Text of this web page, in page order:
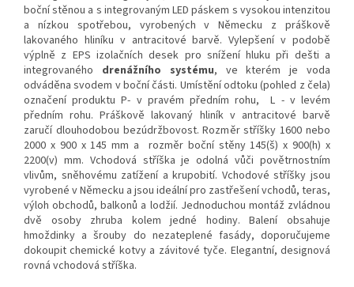
boční stěnou a s integrovaným LED páskem s vysokou intenzitou
a nízkou spotřebou, vyrobených v Německu z práškově
lakovaného hliníku v antracitové barvě. Vylepšení v podobě
výplně z EPS izolačních desek pro snížení hluku při dešti a
integrovaného drenážního systému, ve kterém je voda
odváděna svodem v boční části. Umístění odtoku (pohled z čela)
označení produktu P- v pravém předním rohu, L - v levém
předním rohu. Práškově lakovaný hliník v antracitové barvě
zaručí dlouhodobou bezúdržbovost. Rozměr stříšky 1600 nebo
2000 x 900 x 145 mm a rozměr boční stěny 145(š) x 900(h) x
2200(v) mm. Vchodová stříška je odolná vůči povětrnostním
vlivům, sněhovému zatížení a krupobití. Vchodové stříšky jsou
vyrobené v Německu a jsou ideální pro zastřešení vchodů, teras,
výloh obchodů, balkonů a lodžií. Jednoduchou montáž zvládnou
dvě osoby zhruba kolem jedné hodiny. Balení obsahuje
hmoždinky a šrouby do nezateplené fasády, doporučujeme
dokoupit chemické kotvy a závitové tyče. Elegantní, designová
rovná vchodová stříška.